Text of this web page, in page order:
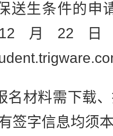
生条件的申
月22
材料需下载、
签字信息均须